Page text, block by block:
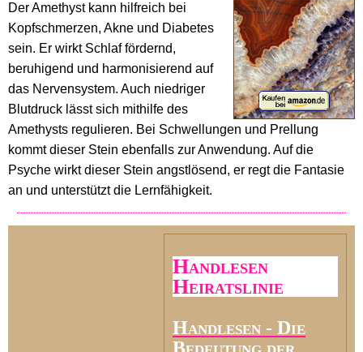
Der Amethyst kann hilfreich bei
Kopfschmerzen, Akne und Diabetes
sein. Er wirkt Schlaf fördernd,
beruhigend und harmonisierend auf
das Nervensystem. Auch niedriger
Blutdruck lässt sich mithilfe des
Amethysts regulieren. Bei Schwellungen und Prellung
kommt dieser Stein ebenfalls zur Anwendung. Auf die
Psyche wirkt dieser Stein angstlösend, er regt die Fantasie
an und unterstützt die Lernfähigkeit.
Handlesen
Heiratslinie
Handlesen - Die